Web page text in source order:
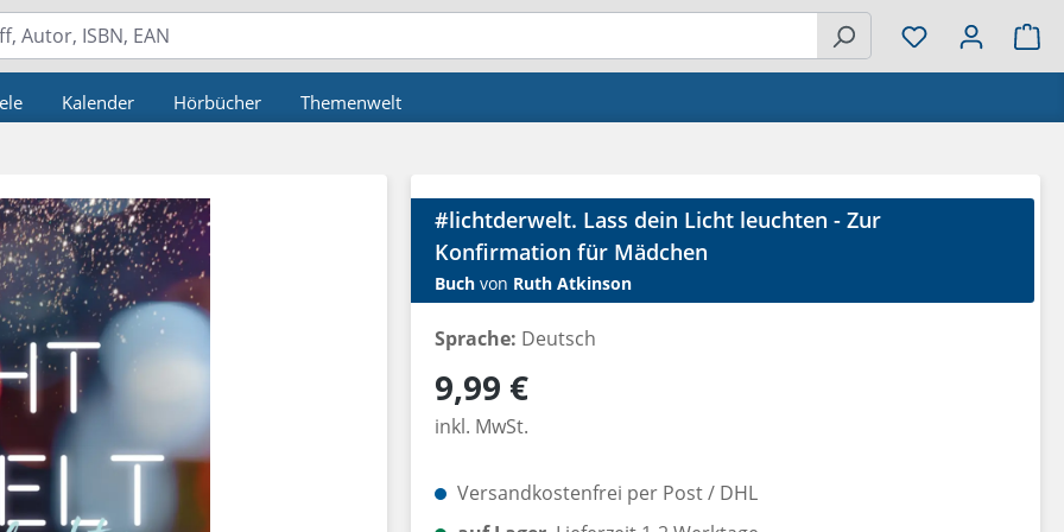
Kalender Hörbücher Themenwelt
#lichtderwelt. Lass dein Licht leuchten - Zur
Konfirmation für Mädchen
Buch von Ruth Atkinson
Sprache: Deutsch
Regulärer Preis:
9,99 €
inkl. MwSt.
Versandkostenfrei per Post / DHL